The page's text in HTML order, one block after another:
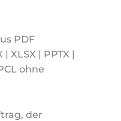
PDF
XLSX | PPTX |
ohne
der